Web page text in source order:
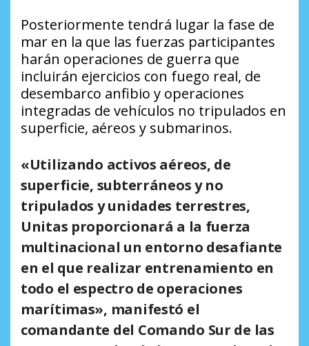
Posteriormente tendrá lugar la fase de
mar en la que las fuerzas participantes
harán operaciones de guerra que
incluirán ejercicios con fuego real, de
desembarco anfibio y operaciones
integradas de vehículos no tripulados en
superficie, aéreos y submarinos.
«Utilizando activos aéreos, de
superficie, subterráneos y no
tripulados y unidades terrestres,
Unitas proporcionará a la fuerza
multinacional un entorno desafiante
en el que realizar entrenamiento en
todo el espectro de operaciones
marítimas», manifestó el
comandante del Comando Sur de las